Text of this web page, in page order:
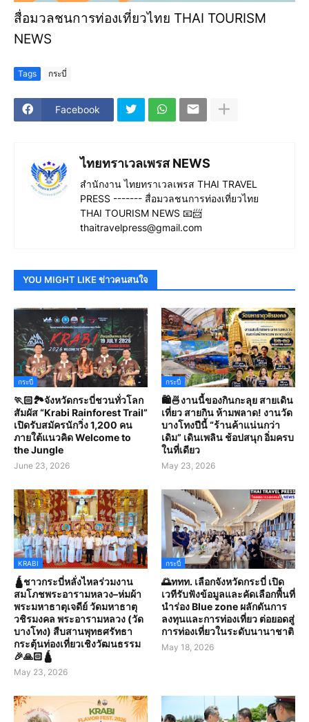
สื่อมวลชนการท่องเที่ยวไทย THAI TOURISM
NEWS
Tags กระบี่
Facebook
ไทยทราเวลเพรส NEWS
สำนักงาน ไทยทราเวลเพรส THAI TRAVEL
PRESS ------- สื่อมวลชนการท่องเที่ยวไทย
THAI TOURISM NEWS 📧📨
thaitravelpress@gmail.com
YOU MIGHT LIKE ข่าวคนสนใจ
กระบี่
🏃🏻🏞️จังหวัดกระบี่ชวนทั่วโลก
สัมผัส “Krabi Rainforest Trail”
เปิดรับสมัครนักวิ่ง 1,200 คน
ภายใต้แนวคิด Welcome to
the Jungle
June 23, 2026
กระบี่
🛍️🍜งานนี้ของกินกะลุย สายเดิน
เที่ยว สายกิน ห้ามพลาด! งานวัด
บางโทงปีนี้ “ร้านค้าแน่นกว่า
เดิม” เดินเพลิน ช้อปสนุก อิ่มครบ
ในที่เดียว
May 23, 2026
KRABI
🛕ชาวกระบี่หลั่งไหลร่วมงาน
สมโภชพระอารามหลวง–ห่มผ้า
พระมหาธาตุเจดีย์ วัดมหาธาตุ
วชิรมงคล พระอารามหลวง (วัด
บางโทง) สืบสานพุทธศรัทธา
กระตุ้นท่องเที่ยวเชิงวัฒนธรรม
🎉🙏🏻🛕
May 23, 2026
กระบี่
🌅ททท. เลือกจังหวัดกระบี่ เปิด
เวทีรับฟังข้อมูลและคัดเลือกพื้นที่
นำร่อง Blue zone ผลักดันการ
ลงทุนและการท่องเที่ยว ต่อยอดสู่
การท่องเที่ยวในระดับนานาชาติ
May 18, 2026